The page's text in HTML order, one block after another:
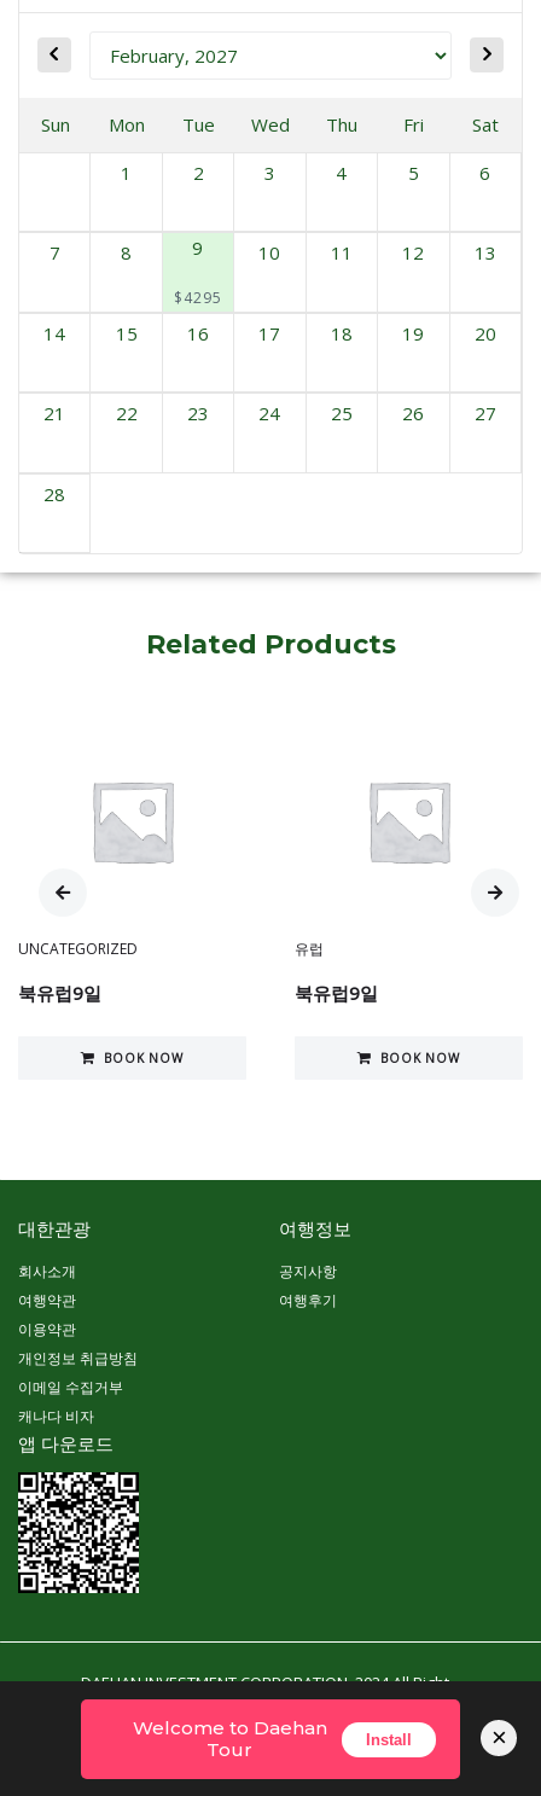
Sun Mon Tue Wed Thu Fri
Sat
1
2 3 4 5 6
7 8 9
$4295
10 11 12 13
14 15 16 17 18 19 20
21 22 23 24 25 26 27
28
Related Products
UNCATEGORIZED
북유럽9일
BOOK NOW
유럽
북유럽9일
BOOK NOW
대한관광
회사소개
여행약관
이용약관
개인정보 취급방침
이메일 수집거부
캐나다 비자
여행정보
공지사항
여행후기
앱 다운로드
DAEHAN INVESTMENT CORPORATION. 2024 All Right
Reserved. Powered By YubinSoft
Welcome to Daehan
Tour
Install ×